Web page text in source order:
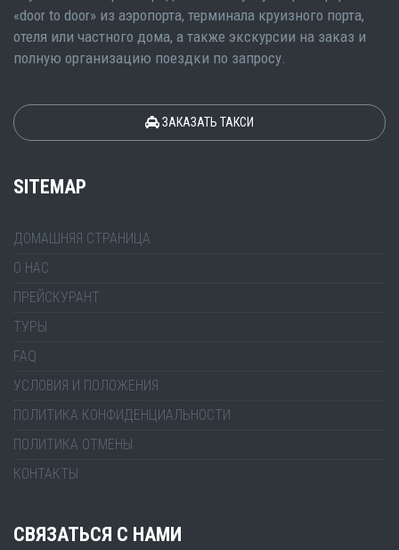
«door to door» из аэропорта, терминала круизного порта,
отеля или частного дома, а также экскурсии на заказ и
полную организацию поездки по запросу.
ЗАКАЗАТЬ ТАКСИ
SITEMAP
ДОМАШНЯЯ СТРАНИЦА
О НАС
ПРЕЙСКУРАНТ
ТУРЫ
FAQ
УСЛОВИЯ И ПОЛОЖЕНИЯ
ПОЛИТИКА КОНФИДЕНЦИАЛЬНОСТИ
ПОЛИТИКА ОТМЕНЫ
КОНТАКТЫ
СВЯЗАТЬСЯ С НАМИ